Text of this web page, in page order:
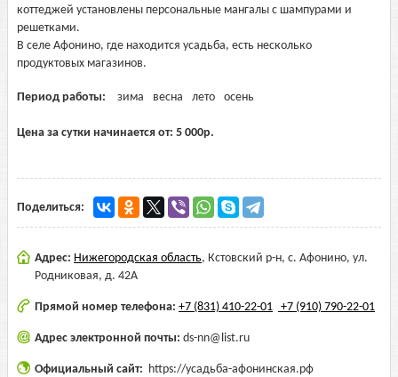
коттеджей установлены персональные мангалы с шампурами и
решетками.
В селе Афонино, где находится усадьба, есть несколько
продуктовых магазинов.
Период работы: зима весна лето осень
Цена за сутки начинается от: 5 000р.
Поделиться:
Адрес: Нижегородская область, Кстовский р-н, с. Афонино, ул.
Родниковая, д. 42А
Прямой номер телефона: +7 (831) 410-22-01 +7 (910) 790-22-01
Адрес электронной почты: ds-nn@list.ru
Официальный сайт: https://усадьба-афонинская.рф